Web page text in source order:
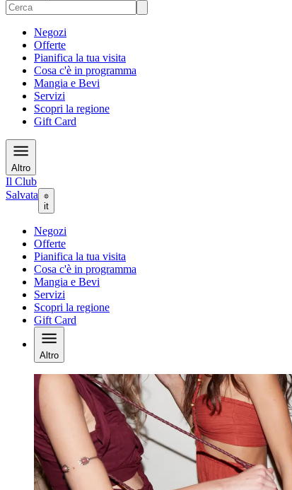
Negozi
Offerte
Pianifica la tua visita
Cosa c'è in programma
Mangia e Bevi
Servizi
Scopri la regione
Gift Card
Altro
Il Club
Salvata
it
Negozi
Offerte
Pianifica la tua visita
Cosa c'è in programma
Mangia e Bevi
Servizi
Scopri la regione
Gift Card
Altro